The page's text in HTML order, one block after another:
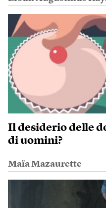
Il desiderio delle
di uomini?
Maïa Mazaurette